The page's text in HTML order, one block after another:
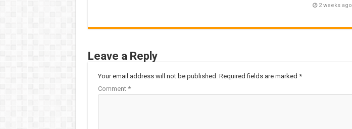
2 weeks ago
Leave a Reply
Your email address will not be published. Required fields are marked *
Comment *